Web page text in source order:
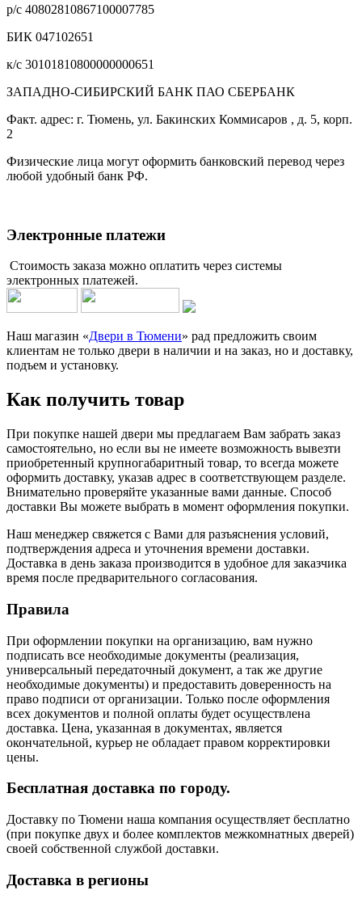
р/с 40802810867100007785
БИК 047102651
к/с 30101810800000000651
ЗАПАДНО-СИБИРСКИЙ БАНК ПАО СБЕРБАНК
Факт. адрес: г. Тюмень, ул. Бакинских Коммисаров , д. 5, корп.
2
Физические лица могут оформить банковский перевод через
любой удобный банк РФ.
Электронные платежи
Стоимость заказа можно оплатить через системы
электронных платежей.
Наш магазин «Двери в Тюмени» рад предложить своим
клиентам не только двери в наличии и на заказ, но и доставку,
подъем и установку.
Как получить товар
При покупке нашей двери мы предлагаем Вам забрать заказ
самостоятельно, но если вы не имеете возможность вывезти
приобретенный крупногабаритный товар, то всегда можете
оформить доставку, указав адрес в соответствующем разделе.
Внимательно проверяйте указанные вами данные. Способ
доставки Вы можете выбрать в момент оформления покупки.
Наш менеджер свяжется с Вами для разъяснения условий,
подтверждения адреса и уточнения времени доставки.
Доставка в день заказа производится в удобное для заказчика
время после предварительного согласования.
Правила
При оформлении покупки на организацию, вам нужно
подписать все необходимые документы (реализация,
универсальный передаточный документ, а так же другие
необходимые документы) и предоставить доверенность на
право подписи от организации. Только после оформления
всех документов и полной оплаты будет осуществлена
доставка. Цена, указанная в документах, является
окончательной, курьер не обладает правом корректировки
цены.
Бесплатная доставка по городу.
Доставку по Тюмени наша компания осуществляет бесплатно
(при покупке двух и более комплектов межкомнатных дверей)
своей собственной службой доставки.
Доставка в регионы